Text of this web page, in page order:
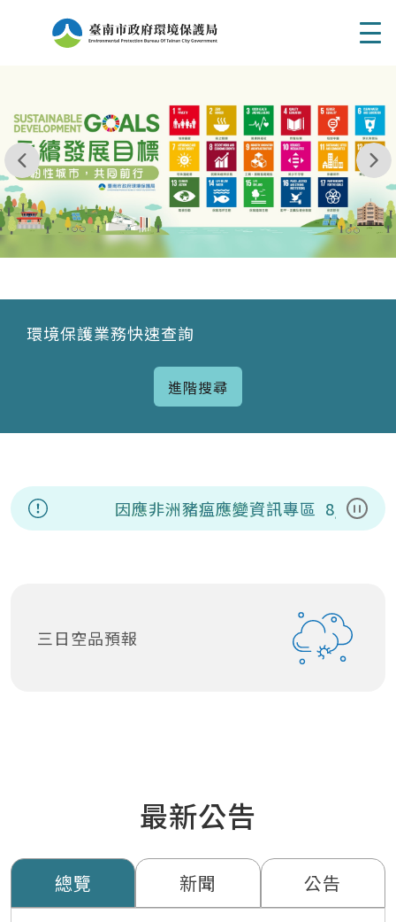
環境保護業務快速查詢
進階搜尋
暫停
因應非洲豬瘟應變資訊專區 8/7(五)城
三日空品預報
最新公告
總覽 新聞 公告